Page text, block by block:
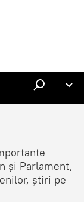
și Parlament,
știri pe